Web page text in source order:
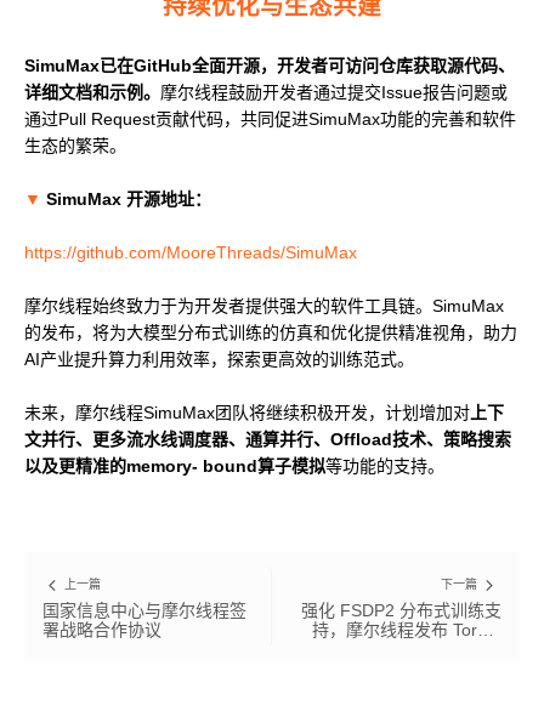
持续优化与生态共建
SimuMax已在GitHub全面开源，开发者可访问仓库获取源代码、
详细文档和示例。 摩尔线程鼓励开发者通过提交Issue报告问题或
通过Pull Request贡献代码，共同促进SimuMax功能的完善和软件
生态的繁荣。
▼ SimuMax 开源地址：
https://github.com/MooreThreads/SimuMax
摩尔线程始终致力于为开发者提供强大的软件工具链。SimuMax
的发布，将为大模型分布式训练的仿真和优化提供精准视角，助力
AI产业提升算力利用效率，探索更高效的训练范式。
未来，摩尔线程SimuMax团队将继续积极开发，计划增加对 上下
文并行、更多流水线调度器、通算并行、Offload技术、策略搜索
以及更精准的memory- bound算子模拟等功能的支持。
上一篇
国家信息中心与摩尔线程签
署战略合作协议
下一篇
强化 FSDP2 分布式训练支
持，摩尔线程发布 Torch-